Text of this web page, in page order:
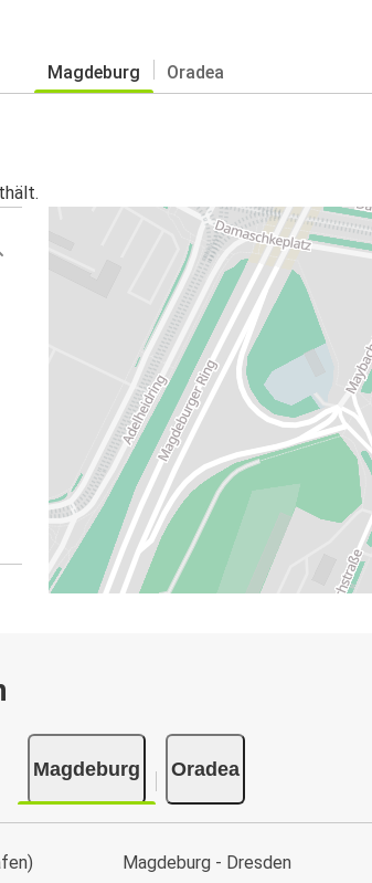
Magdeburg Oradea
Magdeburg Oradea
Magdeburg - Dresden